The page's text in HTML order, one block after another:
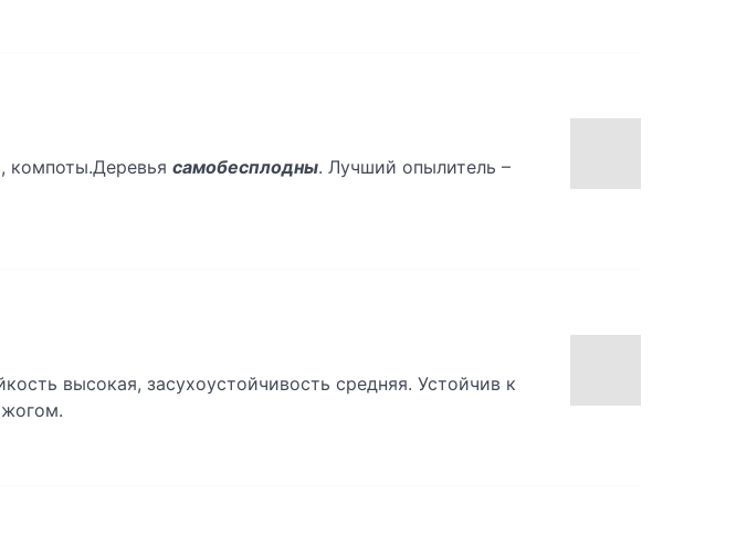
компоты.Деревья самобесплодны. Лучший опылитель –
высокая, засухоустойчивость средняя. Устойчив к